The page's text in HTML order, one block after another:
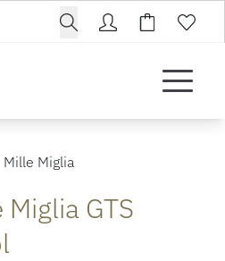
Mille Miglia
GTS